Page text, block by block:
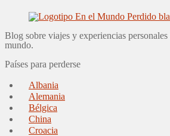
Blog sobre viajes y experiencias
mundo.
Países para perderse
Albania
Alemania
Bélgica
China
Croacia